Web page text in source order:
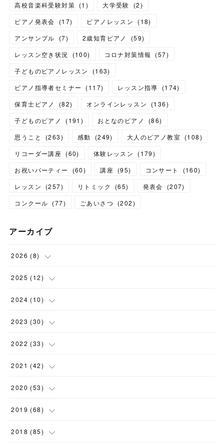
高校音楽科受験対策 (1 ) 大学受験 (2)
ピアノ発表会
(17) ピアノレッスン (18)
アンサンブル
(7) 2歳知育ピアノ (59)
レッスン空き状況
(100) コロナ対策情報 (57)
子どものピアノレッスン
(163)
ピアノ指導者セミナー
(117) レッスン指導 (174)
保育士ピアノ
(82) オンラインレッスン (136)
子どものピアノ
(191 ) おとなのピアノ (86)
思うこと
(263) 感動 (249) 大人のピアノ教室 (108)
リコーダー講座 (60) 体験レッスン (179)
お祝いパーティー
(60) 講座 (95) コンサート (160)
レッスン
(257) リトミック (65) 発表会 (207)
コンクール (77) ごあいさつ (202)
アーカイブ
2026 (8)
(1)
(3)
(1)
(2)
2025 (12)
(1)
(1)
(1)
( 1)
2024 (10)
(1)
(4)
(1)
(1)
2023 (30)
(1)
(1)
(1)
(4)
2022 (33)
(5)
(1)
(1)
(2)
2021 (42)
(1)
(2)
(5)
2020 (53)
(1)
(5)
2019 (68)
(6)
2018 (85)